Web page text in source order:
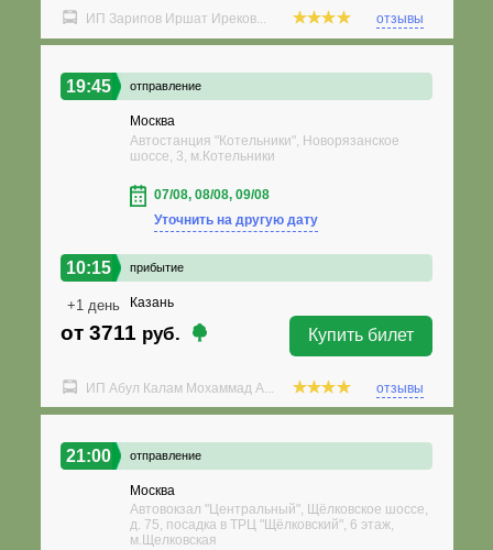
ИП Зарипов Иршат Иреков... отзывы
19:45 отправление
Москва
Автостанция "Котельники", Новорязанское
шоссе, 3, м.Котельники
07/08, 08/08, 09/08
Уточнить на другую дату
10:15 прибытие
+1 день Казань
от 3711 руб. Купить билет
ИП Абул Калам Мохаммад А... отзывы
21:00 отправление
Москва
Автовокзал "Центральный", Щёлковское шоссе,
д. 75, посадка в ТРЦ "Щёлковский", 6 этаж,
м.Щелковская